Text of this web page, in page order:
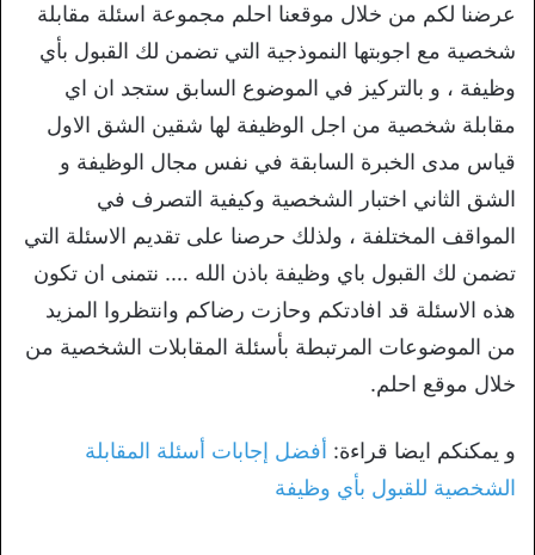
عرضنا لكم من خلال موقعنا احلم مجموعة اسئلة مقابلة
شخصية مع اجوبتها النموذجية التي تضمن لك القبول بأي
وظيفة ، و بالتركيز في الموضوع السابق ستجد ان اي
مقابلة شخصية من اجل الوظيفة لها شقين الشق الاول
قياس مدى الخبرة السابقة في نفس مجال الوظيفة و
الشق الثاني اختبار الشخصية وكيفية التصرف في
المواقف المختلفة ، ولذلك حرصنا على تقديم الاسئلة التي
تضمن لك القبول باي وظيفة باذن الله …. نتمنى ان تكون
هذه الاسئلة قد افادتكم وحازت رضاكم وانتظروا المزيد
من الموضوعات المرتبطة بأسئلة المقابلات الشخصية من
خلال موقع احلم.
و يمكنكم ايضا قراءة: أفضل إجابات أسئلة المقابلة
الشخصية للقبول بأي وظيفة